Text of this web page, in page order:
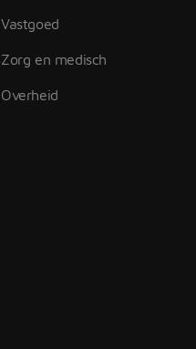
Vastgoed
Zorg en medisch
Overheid